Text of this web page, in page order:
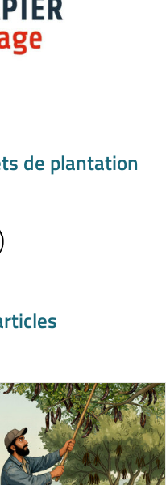
de plantation